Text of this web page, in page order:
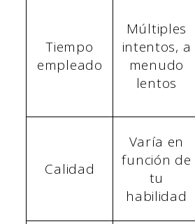
Tiempo
empleado
Múltiples
intentos, a
menudo
lentos
Calidad
Varía en
función de
tu
habilidad